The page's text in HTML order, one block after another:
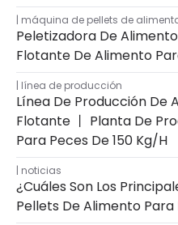
máquina de pellets de
Peletizadora De
Flotante De Alimento
línea de producción
Línea De Producción De
Flotante 丨 Planta De
Para Peces De 150 Kg/h
noticias
¿Cuáles Son Los
Pellets De Alimento Para